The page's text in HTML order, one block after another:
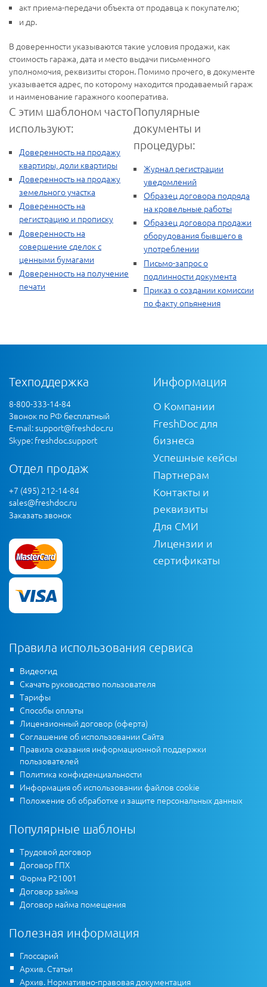
акт приема-передачи объекта от продавца к покупателю;
и др.
В доверенности указываются такие условия продажи, как
стоимость гаража, дата и место выдачи письменного
уполномочия, реквизиты сторон. Помимо прочего, в документе
указывается адрес, по которому находится продаваемый гараж
и наименование гаражного кооператива.
С этим шаблоном часто
используют:
Доверенность на продажу
квартиры, доли квартиры
Доверенность на продажу
земельного участка
Доверенность на
регистрацию и прописку
Доверенность на
совершение сделок с
ценными бумагами
Доверенность на получение
печати
Популярные
документы и
процедуры:
Журнал регистрации
уведомлений
Образец договора подряда
на кровельные работы
Образец договора продажи
оборудования бывшего в
употреблении
Письмо-запрос о
подлинности документа
Приказ о создании комиссии
по факту опьянения
Техподдержка
8-800-333-14-84
Звонок по РФ бесплатный
E-mail:support@freshdoc.ru
Skype: freshdoc.support
Отдел продаж
+7 (495) 212-14-84
sales@freshdoc.ru
Заказать звонок
Информация
О Компании
FreshDoc для
бизнеса
Успешные кейсы
Партнерам
Контакты и
реквизиты
Для СМИ
Лицензии и
сертификаты
Правила использования сервиса
Видеогид
Скачать руководство пользователя
Тарифы
Способы оплаты
Лицензионный договор (оферта)
Соглашение об использовании Сайта
Правила оказания информационной поддержки
пользователей
Политика конфиденциальности
Информация об использовании файлов cookie
Положение об обработке и защите персональных данных
Популярные шаблоны
Трудовой договор
Договор ГПХ
Форма Р21001
Договор займа
Договор найма помещения
Полезная информация
Глоссарий
Архив. Статьи
Архив. Нормативно-правовая документация